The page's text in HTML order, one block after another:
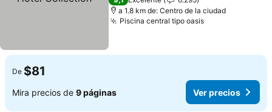
a 1.8 km de: Centro de la ciudad
Piscina central tipo oasis
De $81
Mira precios de 9 páginas Ver precios